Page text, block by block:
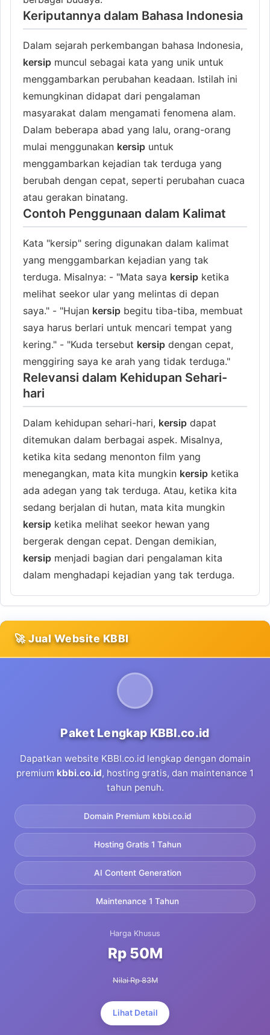
Keriputannya dalam Bahasa Indonesia
Dalam sejarah perkembangan bahasa Indonesia,
kersip muncul sebagai kata yang unik untuk
menggambarkan perubahan keadaan. Istilah ini
kemungkinan didapat dari pengalaman
masyarakat dalam mengamati fenomena alam.
Dalam beberapa abad yang lalu, orang-orang
mulai menggunakan kersip untuk
menggambarkan kejadian tak terduga yang
berubah dengan cepat, seperti perubahan cuaca
atau gerakan binatang.
Contoh Penggunaan dalam Kalimat
Kata "kersip" sering digunakan dalam kalimat
yang menggambarkan kejadian yang tak
terduga. Misalnya: - "Mata saya kersip ketika
melihat seekor ular yang melintas di depan
saya." - "Hujan kersip begitu tiba-tiba, membuat
saya harus berlari untuk mencari tempat yang
kering." - "Kuda tersebut kersip dengan cepat,
menggiring saya ke arah yang tidak terduga."
Relevansi dalam Kehidupan Sehari-
hari
Dalam kehidupan sehari-hari, kersip dapat
ditemukan dalam berbagai aspek. Misalnya,
ketika kita sedang menonton film yang
menegangkan, mata kita mungkin kersip ketika
ada adegan yang tak terduga. Atau, ketika kita
sedang berjalan di hutan, mata kita mungkin
kersip ketika melihat seekor hewan yang
bergerak dengan cepat. Dengan demikian,
kersip menjadi bagian dari pengalaman kita
dalam menghadapi kejadian yang tak terduga.
🚀 Jual Website KBBI
Paket Lengkap KBBI.co.id
Dapatkan website KBBI.co.id lengkap dengan domain
premium kbbi.co.id, hosting gratis, dan maintenance 1
tahun penuh.
Domain Premium kbbi.co.id
Hosting Gratis 1 Tahun
AI Content Generation
Maintenance 1 Tahun
Harga Khusus
Rp 50M
Nilai Rp 83M
Lihat Detail